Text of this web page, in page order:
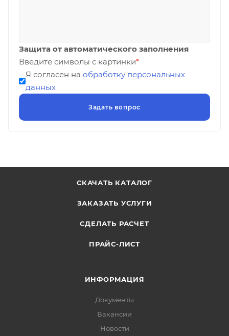
Защита от автоматического заполнения
Введите символы с картинки*
Я согласен на обработку персональных
данных
СКАЧАТЬ КАТАЛОГ
ЗАКАЗАТЬ УСЛУГИ
СДЕЛАТЬ РАСЧЕТ
ПРАЙС-ЛИСТ
ИНФОРМАЦИЯ
Документы
Вакансии
Новости